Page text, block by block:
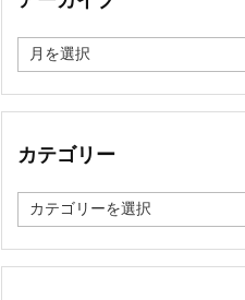
ー
イ
カテゴリー
テ
リ